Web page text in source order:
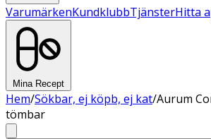
VarumärkenKundklubbTjänsterHitta
Mina Recept
Hem/Sökbar, ej köpb, ej kat/Aurum
tömbar